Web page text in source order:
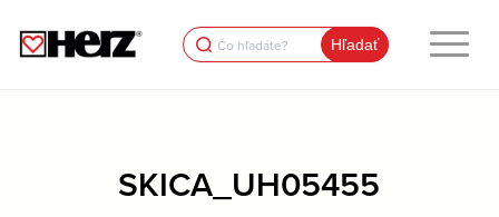
Search
for:
SKICA_UH05455